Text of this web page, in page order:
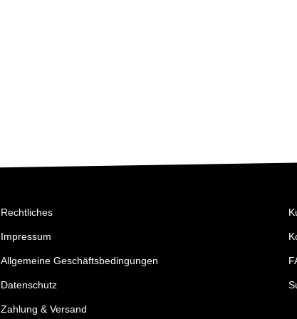
Rechtliches
Impressum
Allgemeine Geschäftsbedingungen
Datenschutz
Zahlung & Versand